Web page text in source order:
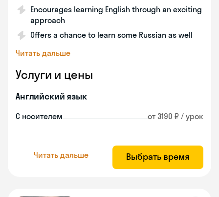
Encourages learning English through an exciting
approach
Offers a chance to learn some Russian as well
Читать дальше
Услуги и цены
Английский язык
С носителем от 3190 ₽ / урок
Читать дальше Выбрать время